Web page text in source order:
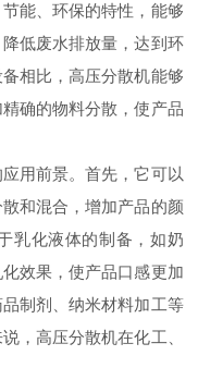
能、环保的特性，能够
低废水排放量，达到环
相比，高压分散机能够
确的物料分散，使产品
用前景。首先，它可以
和混合，增加产品的颜
乳化液体的制备，如奶
效果，使产品口感更加
制剂、纳米材料加工等
，高压分散机在化工、